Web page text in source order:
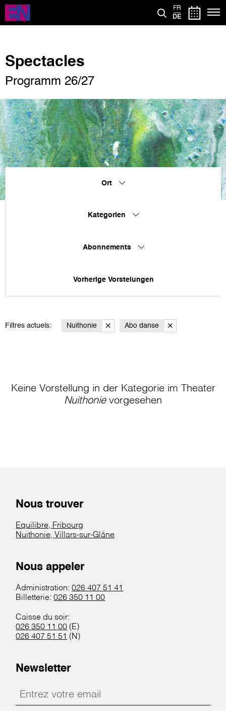
Direkt
zum
Inhalt
FR
DE
Spectacles
Programm 26/27
Ort
Kategorien
Abonnements
Vorherige Vorstelungen
Filtres actuels: Nuithonie Abo danse
Keine Vorstellung in der Kategorie im Theater
Nuithonievorgesehen
Nous trouver
Equilibre, Fribourg
Nuithonie, Villars-sur-Glâne
Nous appeler
Administration:026 407 51 41
Billetterie:026 350 11 00
Caisse du soir:
026 350 11 00 (E)
026 407 51 51 (N)
Newsletter